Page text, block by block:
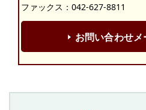
ファックス：042-627-8811
お問い合わせ